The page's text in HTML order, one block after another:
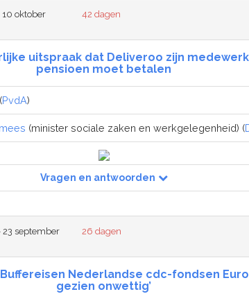
10 oktober
42 dagen
uitspraak dat Deliveroo zijn
pensioen moet betalen
(PvdA)
(minister sociale zaken en werkgelegenheid) (
Vragen en antwoorden
23 september
26 dagen
Nederlandse cdc-fondsen
gezien onwettig’